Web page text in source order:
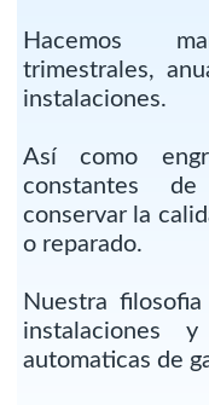
Hacemos
trimestrales,
instalaciones.
Así como
constantes
conservar la
o reparado.
Nuestra
instalaciones
automaticas de